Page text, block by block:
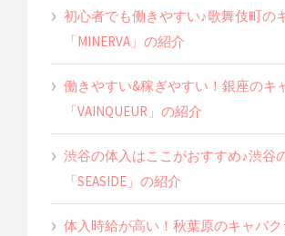
初心者でも働きやすい♪歌舞伎町の
「MINERVA」の紹介
働きやすい&稼ぎやすい！銀座のキ
「VAINQUEUR」の紹介
渋谷の体入はここがおすすめ♪渋谷
「SEASIDE」の紹介
体入時給が高い！秋葉原のキャバク